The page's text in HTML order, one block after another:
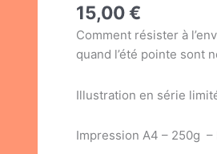
15,00€
Comment résister à
quand l’été pointe sont
Illustration en série
Impression A4 – 250g –
boire